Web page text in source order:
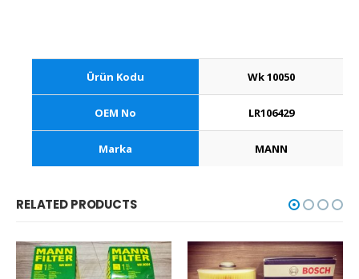
Ürün Kodu Wk 10050
OEM No LR106429
Marka MANN
RELATED PRODUCTS